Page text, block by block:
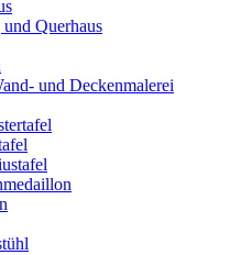
Querhaus
und Deckenmalerei